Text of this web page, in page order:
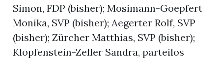
Simon, FDP (bisher); Mosimann-Goepfert
Monika, SVP (bisher); Aegerter Rolf, SVP
(bisher); Zürcher Matthias, SVP (bisher);
Klopfenstein-Zeller Sandra, parteilos